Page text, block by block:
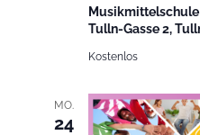
Tulln-Gasse 2,
Kostenlos
MO.
24